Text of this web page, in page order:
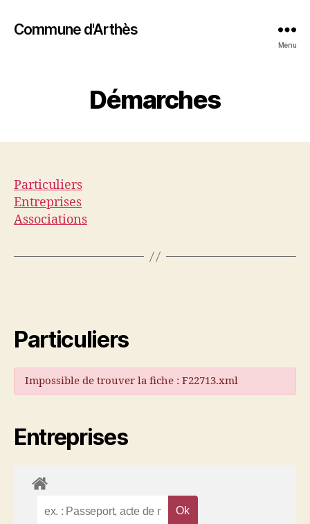
Commune d'Arthès
Menu
Démarches
Particuliers
Entreprises
Associations
Particuliers
Impossible de trouver la fiche : F22713.xml
Entreprises